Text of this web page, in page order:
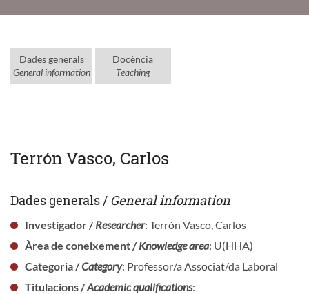
Dades generals
General information
Docència
Teaching
Terrón Vasco, Carlos
Dades generals / General information
Investigador /Researcher: Terrón Vasco, Carlos
Àrea de coneixement /Knowledge area: U(HHA)
Categoria /Category: Professor/a Associat/da Laboral
Titulacions /Academic qualifications: